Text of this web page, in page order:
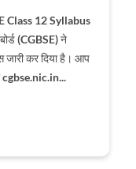
Class 12 Syllabus
(CGBSE) ने
जारी कर दिया है। आप
cgbse.nic.in...